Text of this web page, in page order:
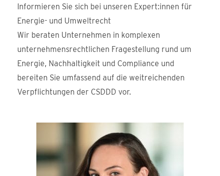
Informieren Sie sich bei unseren Expert:innen für
Energie- und Umweltrecht
Wir beraten Unternehmen in komplexen
unternehmensrechtlichen Fragestellung rund um
Energie, Nachhaltigkeit und Compliance und
bereiten Sie umfassend auf die weitreichenden
Verpflichtungen der CSDDD vor.